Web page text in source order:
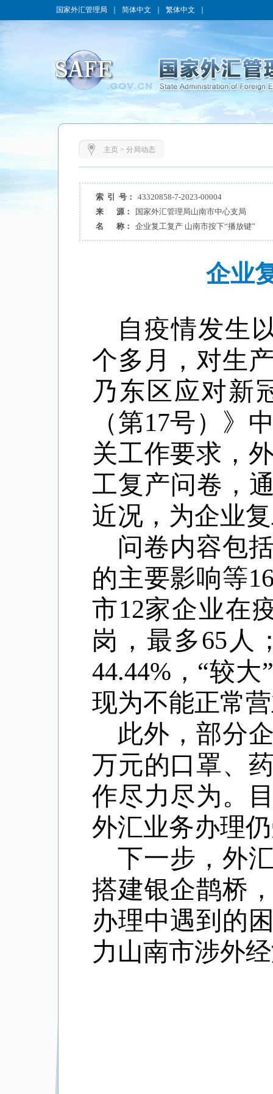
国家外汇管理局 简体中文 繁体中文
主页> 分局动态
索 引 号：
43320858-7-2023-00004
来 源：
国家外汇管理局山南市中心支局
名 称：
企业复工复产 山南市按下“播放键”
企业
自疫情发生
个多月，对生
乃东区应对新
（第17号）》
关工作要求，
工复产问卷，
近况，为企业
问卷内容包
的主要影响等
市12家企业在
岗，最多65人
44.44%，“较大
现为不能正常
此外，部分
万元的口罩、
作尽力尽为。
外汇业务办理
下一步，外
搭建银企鹊桥
办理中遇到的
力山南市涉外